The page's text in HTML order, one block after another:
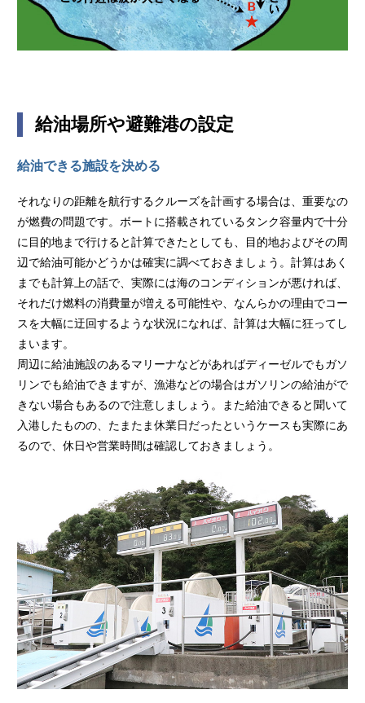
給油場所や避難港の設定
給油できる施設を決める
それなりの距離を航行するクルーズを計画する場合は、重要なの
が燃費の問題です。ボートに搭載されているタンク容量内で十分
に目的地まで行けると計算できたとしても、目的地およびその周
辺で給油可能かどうかは確実に調べておきましょう。計算はあく
までも計算上の話で、実際には海のコンディションが悪ければ、
それだけ燃料の消費量が増える可能性や、なんらかの理由でコー
スを大幅に迂回するような状況になれば、計算は大幅に狂ってし
まいます。
周辺に給油施設のあるマリーナなどがあればディーゼルでもガソ
リンでも給油できますが、漁港などの場合はガソリンの給油がで
きない場合もあるので注意しましょう。また給油できると聞いて
入港したものの、たまたま休業日だったというケースも実際にあ
るので、休日や営業時間は確認しておきましょう。